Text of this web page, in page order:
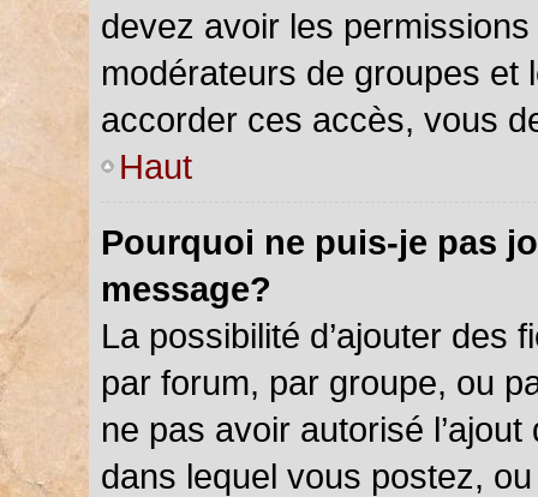
devez avoir les
modérateurs de groupes et
accorder ces accès, vous
Haut
Pourquoi ne puis-je pas
message?
La possibilité d’ajouter des
par forum, par groupe, ou
ne pas avoir autorisé
dans lequel vous postez,